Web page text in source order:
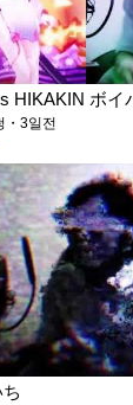
HIKAKIN ボイ
・3일전